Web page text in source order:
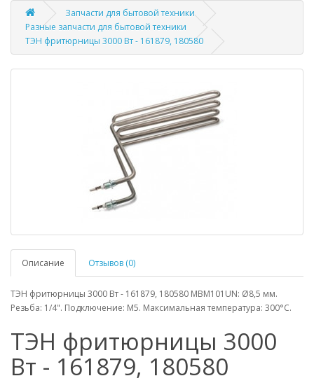
Запчасти для бытовой техники
Разные запчасти для бытовой техники
ТЭН фритюрницы 3000 Вт - 161879, 180580
Описание Отзывов (0)
ТЭН фритюрницы 3000 Вт - 161879, 180580 MBM101UN: Ø8,5 мм.
Резьба: 1/4". Подключение: M5. Максимальная температура: 300°C.
ТЭН фритюрницы 3000
Вт - 161879, 180580